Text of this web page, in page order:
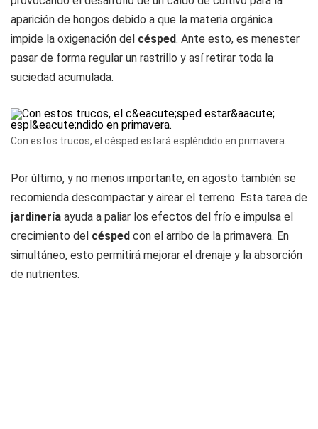
aparición de hongos debido a que la materia orgánica
impide la oxigenación del césped. Ante esto, es menester
pasar de forma regular un rastrillo y así retirar toda la
suciedad acumulada.
Con estos trucos, el césped estará espléndido en primavera.
Por último, y no menos importante, en agosto también se
recomienda descompactar y airear el terreno. Esta tarea de
jardinería ayuda a paliar los efectos del frío e impulsa el
crecimiento del césped con el arribo de la primavera. En
simultáneo, esto permitirá mejorar el drenaje y la absorción
de nutrientes.